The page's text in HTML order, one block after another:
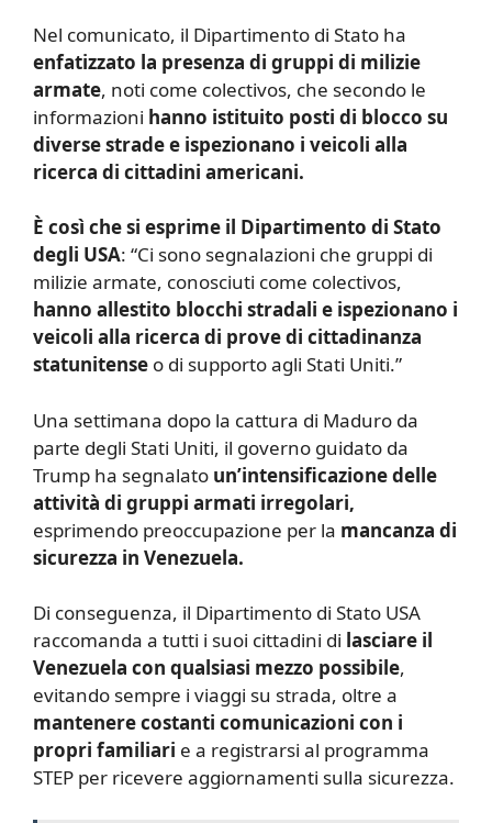
Nel comunicato, il Dipartimento di Stato ha
enfatizzato la presenza di gruppi di milizie
armate, noti come colectivos, che secondo le
informazioni hanno istituito posti di blocco su
diverse strade e ispezionano i veicoli alla
ricerca di cittadini americani.
È così che si esprime il Dipartimento di Stato
degli USA: “Ci sono segnalazioni che gruppi di
milizie armate, conosciuti come colectivos,
hanno allestito blocchi stradali e ispezionano i
veicoli alla ricerca di prove di cittadinanza
statunitense o di supporto agli Stati Uniti.”
Una settimana dopo la cattura di Maduro da
parte degli Stati Uniti, il governo guidato da
Trump ha segnalato un’intensificazione delle
attività di gruppi armati irregolari,
esprimendo preoccupazione per la mancanza di
sicurezza in Venezuela.
Di conseguenza, il Dipartimento di Stato USA
raccomanda a tutti i suoi cittadini di lasciare il
Venezuela con qualsiasi mezzo possibile,
evitando sempre i viaggi su strada, oltre a
mantenere costanti comunicazioni con i
propri familiari e a registrarsi al programma
STEP per ricevere aggiornamenti sulla sicurezza.